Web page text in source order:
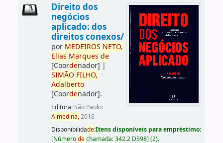
Direito dos
negócios
aplicado: dos
direitos conexos/
por MEDEIROS NETO,
Elias Marques de
[Coordenador] |
SIMÃO FILHO,
Adalberto
[Coordenador].
Editora:São Paulo:
Almedina,2016
Disponibilidade:Itens disponíveis para empréstimo:
[Númerodechamada:342.2 D598] (2).